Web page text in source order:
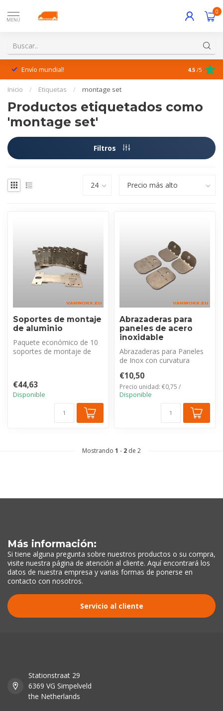
MENÚ
0
Envío mundial! ¡Excelente
4.5 /5
Inicio / Etiquetas / montage set
Productos etiquetados como
'montage set'
Filtros
Soportes de montaje
de aluminio
Paquete económico de 10
soportes de montaje de
€44,63
Disponible
Abrazaderas para
paneles de acero
inoxidable
Abrazaderas para Paneles
de Inox con curvatura
universal ...
€10,50
Precio unidad: €0,75 /
Disponible
Mostrando 1 - 2 de 2
Más información:
Si tiene alguna pregunta sobre nuestros productos o su compra,
visite nuestra página de atención al cliente. Aquí encontrará los
datos de nuestra empresa y varias formas de ponerse en
contacto con nosotros.
Servicio al cliente
Stationstraat 29
6369 VG Simpelveld
the Netherlands